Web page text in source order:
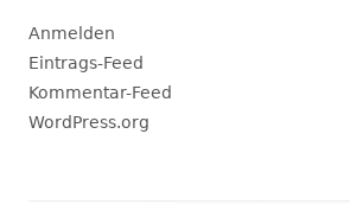
Anmelden
Eintrags-Feed
Kommentar-Feed
WordPress.org